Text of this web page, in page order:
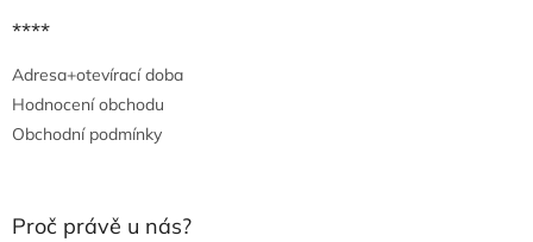
****
Adresa+otevírací doba
Hodnocení obchodu
Obchodní podmínky
Proč právě u nás?